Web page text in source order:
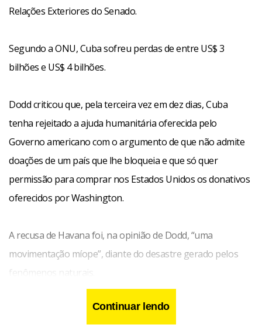
Relações Exteriores do Senado.
Segundo a ONU, Cuba sofreu perdas de entre US$ 3
bilhões e US$ 4 bilhões.
Dodd criticou que, pela terceira vez em dez dias, Cuba
tenha rejeitado a ajuda humanitária oferecida pelo
Governo americano com o argumento de que não admite
doações de um país que lhe bloqueia e que só quer
permissão para comprar nos Estados Unidos os donativos
oferecidos por Washington.
A recusa de Havana foi, na opinião de Dodd, “uma
movimentação míope”, diante do desastre gerado pelos
fenômenos naturais.
O senador elogiou que os Estados Unidos também tenham
Continuar lendo